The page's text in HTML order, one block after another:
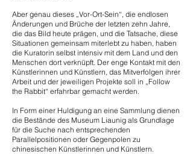
Aber genau dieses „Vor-Ort-Sein“, die endlosen
Änderungen und Brüche der letzten zehn Jahre,
die das Bild heute prägen, und die Tatsache, diese
Situationen gemeinsam miterlebt zu haben, haben
die Kuratorin selbst intensiv mit dem Land und den
Menschen dort verknüpft. Der enge Kontakt mit den
Künstlerinnen und Künstlern, das Mitverfolgen ihrer
Arbeit und der jeweiligen Projekte soll in „Follow
the Rabbit“ erfahrbar gemacht werden.
In Form einer Huldigung an eine Sammlung dienen
die Bestände des Museum Liaunig als Grundlage
für die Suche nach entsprechenden
Parallelpositionen oder Gegenpolen zu
chinesischen Künstlerinnen und Künstlern.